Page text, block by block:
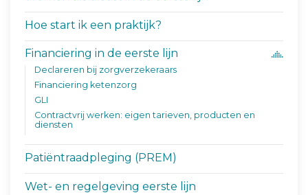
Hoe start ik een praktijk?
Financiering in de eerste lijn
Declareren bij zorgverzekeraars
Financiering ketenzorg
GLI
Contractvrij werken: eigen tarieven, producten en
diensten
Patiëntraadpleging (PREM)
Wet- en regelgeving eerste lijn